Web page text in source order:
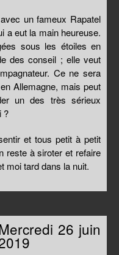
un fameux Rapatel
a eut la main heureuse.
sous les étoiles en
des conseil ; elle veut
Ce ne sera
Allemagne, mais peut
un des très sérieux
?
et tous petit à petit
reste à siroter et refaire
moi tard dans la nuit.
26 juin